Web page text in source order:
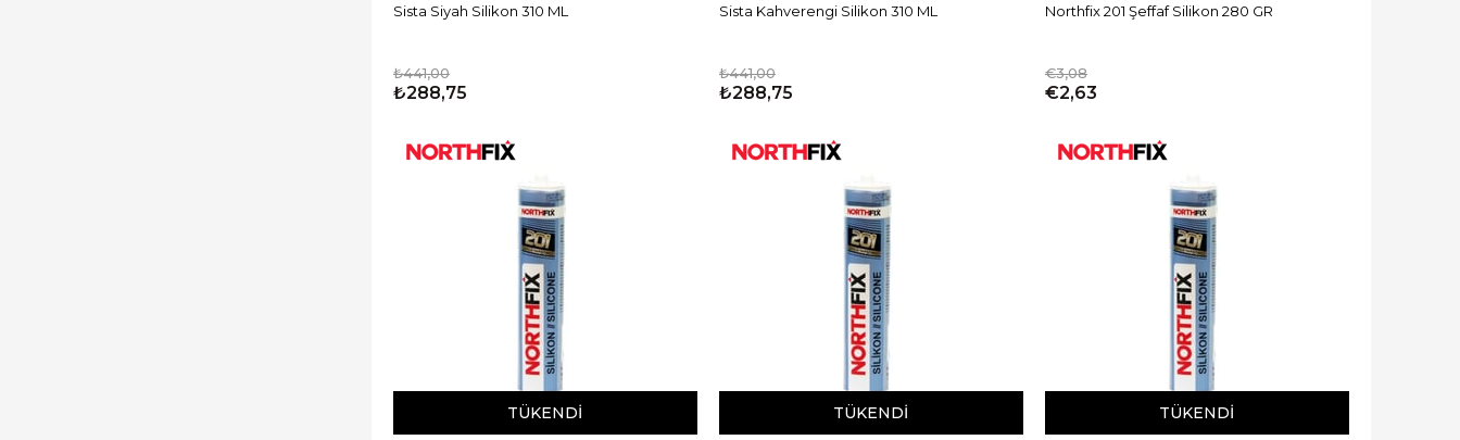
Sista Siyah Silikon 310 ML
₺441,00
₺288,75
Sista Kahverengi Silikon 310 ML
₺441,00
₺288,75
Northfix 201 Şeffaf Silikon 280 GR
€3,08
€2,63
TÜKENDI TÜKENDI TÜKENDI